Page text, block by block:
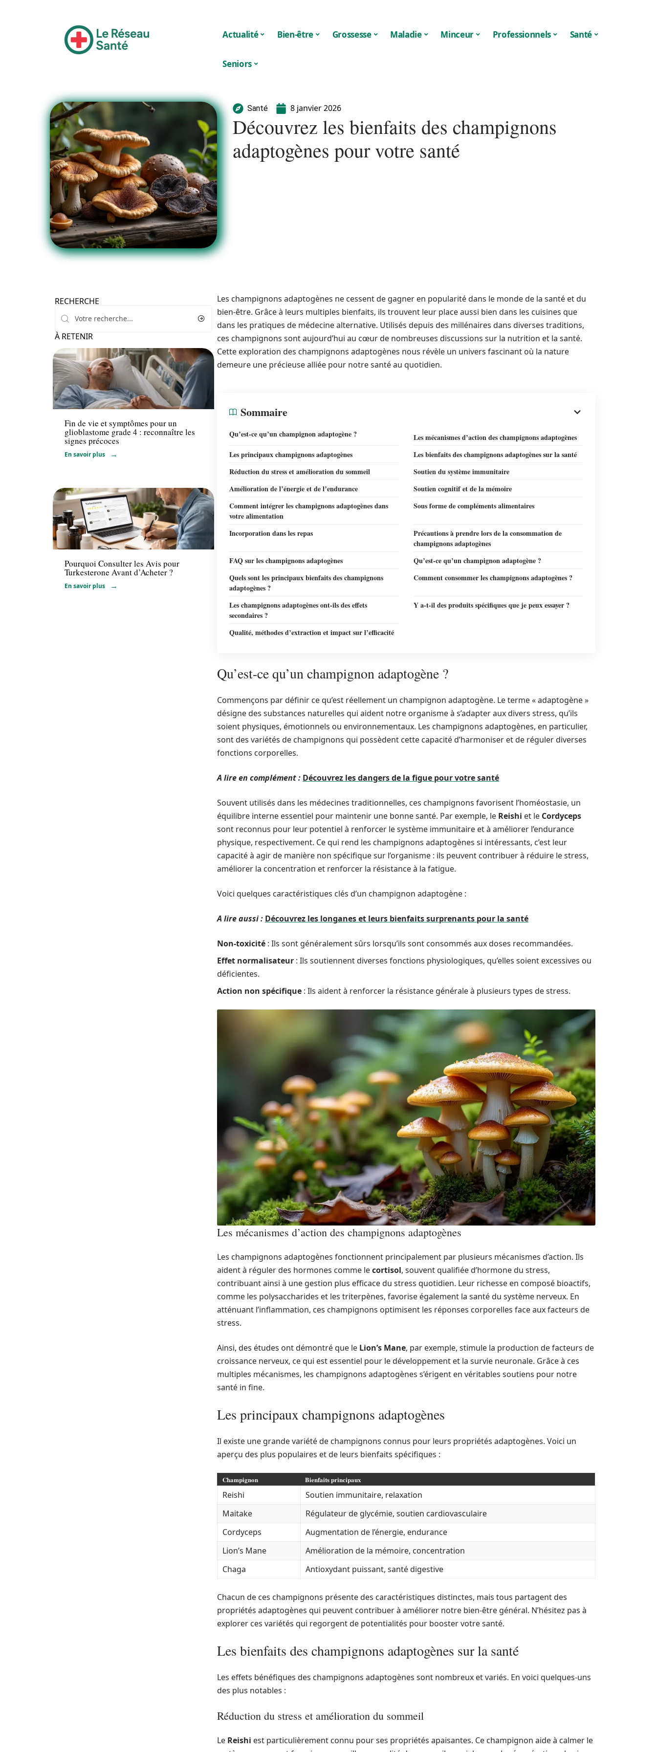
Actualité Bien-être Grossesse Maladie Minceur Professionnels Santé
Seniors
Santé 8 janvier 2026
Découvrez les bienfaits des champignons
adaptogènes pour votre santé
RECHERCHE
À RETENIR
Maladie
Fin de vie et symptômes pour un
glioblastome grade 4 : reconnaître les
signes précoces
En savoir plus
Actualité
Pourquoi Consulter les Avis pour
Turkesterone Avant d’Acheter ?
En savoir plus
Les champignons adaptogènes ne cessent de gagner en popularité dans le monde de la santé et du
bien-être. Grâce à leurs multiples bienfaits, ils trouvent leur place aussi bien dans les cuisines que
dans les pratiques de médecine alternative. Utilisés depuis des millénaires dans diverses traditions,
ces champignons sont aujourd’hui au cœur de nombreuses discussions sur la nutrition et la santé.
Cette exploration des champignons adaptogènes nous révèle un univers fascinant où la nature
demeure une précieuse alliée pour notre santé au quotidien.
Sommaire
Qu’est-ce qu’un champignon adaptogène ?
Les mécanismes d’action des champignons adaptogènes
Les principaux champignons adaptogènes
Les bienfaits des champignons adaptogènes sur la santé
Réduction du stress et amélioration du sommeil
Soutien du système immunitaire
Amélioration de l’énergie et de l’endurance
Soutien cognitif et de la mémoire
Comment intégrer les champignons adaptogènes dans
votre alimentation
Sous forme de compléments alimentaires
Incorporation dans les repas
Précautions à prendre lors de la consommation de
champignons adaptogènes
FAQ sur les champignons adaptogènes
Qu’est-ce qu’un champignon adaptogène ?
Quels sont les principaux bienfaits des champignons
adaptogènes ?
Comment consommer les champignons adaptogènes ?
Les champignons adaptogènes ont-ils des effets
secondaires ?
Y a-t-il des produits spécifiques que je peux essayer ?
Qualité, méthodes d’extraction et impact sur l’efficacité
Qu’est-ce qu’un champignon adaptogène ?
Commençons par définir ce qu’est réellement un champignon adaptogène. Le terme « adaptogène »
désigne des substances naturelles qui aident notre organisme à s’adapter aux divers stress, qu’ils
soient physiques, émotionnels ou environnementaux. Les champignons adaptogènes, en particulier,
sont des variétés de champignons qui possèdent cette capacité d’harmoniser et de réguler diverses
fonctions corporelles.
A lire en complément : Découvrez les dangers de la figue pour votre santé
Souvent utilisés dans les médecines traditionnelles, ces champignons favorisent l’homéostasie, un
équilibre interne essentiel pour maintenir une bonne santé. Par exemple, le Reishi et le Cordyceps
sont reconnus pour leur potentiel à renforcer le système immunitaire et à améliorer l’endurance
physique, respectivement. Ce qui rend les champignons adaptogènes si intéressants, c’est leur
capacité à agir de manière non spécifique sur l’organisme : ils peuvent contribuer à réduire le stress,
améliorer la concentration et renforcer la résistance à la fatigue.
Voici quelques caractéristiques clés d’un champignon adaptogène :
A lire aussi : Découvrez les longanes et leurs bienfaits surprenants pour la santé
Non-toxicité : Ils sont généralement sûrs lorsqu’ils sont consommés aux doses recommandées.
Effet normalisateur : Ils soutiennent diverses fonctions physiologiques, qu’elles soient excessives ou
déficientes.
Action non spécifique : Ils aident à renforcer la résistance générale à plusieurs types de stress.
Les mécanismes d’action des champignons adaptogènes
Les champignons adaptogènes fonctionnent principalement par plusieurs mécanismes d’action. Ils
aident à réguler des hormones comme lecortisol, souvent qualifiée d’hormone du stress,
contribuant ainsi à une gestion plus efficace du stress quotidien. Leur richesse en composé bioactifs,
comme les polysaccharides et les triterpènes, favorise également la santé du système nerveux. En
atténuant l’inflammation, ces champignons optimisent les réponses corporelles face aux facteurs de
stress.
Ainsi, des études ont démontré que le Lion’s Mane, par exemple, stimule la production de facteurs de
croissance nerveux, ce qui est essentiel pour le développement et la survie neuronale. Grâce à ces
multiples mécanismes, les champignons adaptogènes s’érigent en véritables soutiens pour notre
santé in fine.
Les principaux champignons adaptogènes
Il existe une grande variété de champignons connus pour leurs propriétés adaptogènes. Voici un
aperçu des plus populaires et de leurs bienfaits spécifiques :
Champignon Bienfaits principaux
Reishi
Soutien immunitaire, relaxation
Maitake
Régulateur de glycémie, soutien cardiovasculaire
Cordyceps
Augmentation de l’énergie, endurance
Lion’s Mane
Amélioration de la mémoire, concentration
Chaga
Antioxydant puissant, santé digestive
Chacun de ces champignons présente des caractéristiques distinctes, mais tous partagent des
propriétés adaptogènes qui peuvent contribuer à améliorer notre bien-être général. N’hésitez pas à
explorer ces variétés qui regorgent de potentialités pour booster votre santé.
Les bienfaits des champignons adaptogènes sur la santé
Les effets bénéfiques des champignons adaptogènes sont nombreux et variés. En voici quelques-uns
des plus notables :
Réduction du stress et amélioration du sommeil
Le Reishi est particulièrement connu pour ses propriétés apaisantes. Ce champignon aide à calmer le